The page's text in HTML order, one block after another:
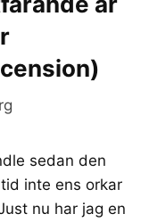
sedan den
inte ens orkar
nu har jag en